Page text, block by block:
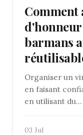
Comment
d'honneur
barmans
Organiser un
en faisant
en utilisant du...
03 Jul